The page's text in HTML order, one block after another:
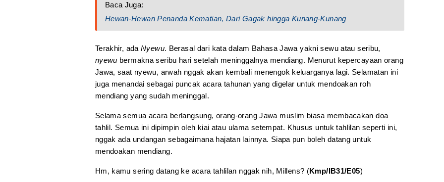
Baca Juga:
Hewan-Hewan Penanda Kematian, Dari Gagak hingga Kunang-Kunang
Terakhir, adaNyewu. Berasal dari kata dalam Bahasa Jawa yakni sewu atau seribu,
nyewu bermakna seribu hari setelah meninggalnya mendiang. Menurut kepercayaan orang
Jawa, saat nyewu, arwah nggak akan kembali menengok keluarganya lagi. Selamatan ini
juga menandai sebagai puncak acara tahunan yang digelar untuk mendoakan roh
mendiang yang sudah meninggal.
Selama semua acara berlangsung, orang-orang Jawa muslim biasa membacakan doa
tahlil. Semua ini dipimpin oleh kiai atau ulama setempat. Khusus untuk tahlilan seperti ini,
nggak ada undangan sebagaimana hajatan lainnya. Siapa pun boleh datang untuk
mendoakan mendiang.
Hm, kamu sering datang ke acara tahlilan nggak nih, Millens? (Kmp/IB31/E05)